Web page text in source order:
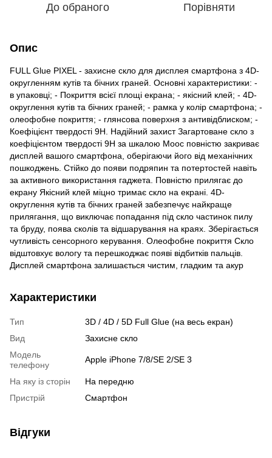
До обраного Порівняти
Опис
FULL Glue PIXEL - захисне скло для дисплея смартфона з 4D-
округленням кутів та бічних граней. Основні характеристики: -
в упаковці; - Покриття всієї площі екрана; - якісний клей; - 4D-
округлення кутів та бічних граней; - рамка у колір смартфона; -
олеофобне покриття; - глянсова поверхня з антивідблиском; -
Коефіцієнт твердості 9Н. Надійний захист Загартоване скло з
коефіцієнтом твердості 9Н за шкалою Моос повністю закриває
дисплей вашого смартфона, оберігаючи його від механічних
пошкоджень. Стійко до появи подряпин та потертостей навіть
за активного використання гаджета. Повністю прилягає до
екрану Якісний клей міцно тримає скло на екрані. 4D-
округлення кутів та бічних граней забезпечує найкраще
прилягання, що виключає попадання під скло частинок пилу
та бруду, поява сколів та відшарування на краях. Зберігається
чутливість сенсорного керування. Олеофобне покриття Скло
відштовхує вологу та перешкоджає появі відбитків пальців.
Дисплей смартфона залишається чистим, гладким та акур
Характеристики
Тип
3D / 4D / 5D Full Glue (на весь екран)
Вид
Захисне скло
Модель
телефону
Apple iPhone 7/8/SE 2/SE 3
На яку із сторін
На передню
Пристрiй
Смартфон
Відгуки